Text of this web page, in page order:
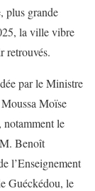
plus grande
la ville vibre
retrouvés.
par le Ministre
Moïse
notamment le
Benoît
l’Enseignement
Guéckédou, le